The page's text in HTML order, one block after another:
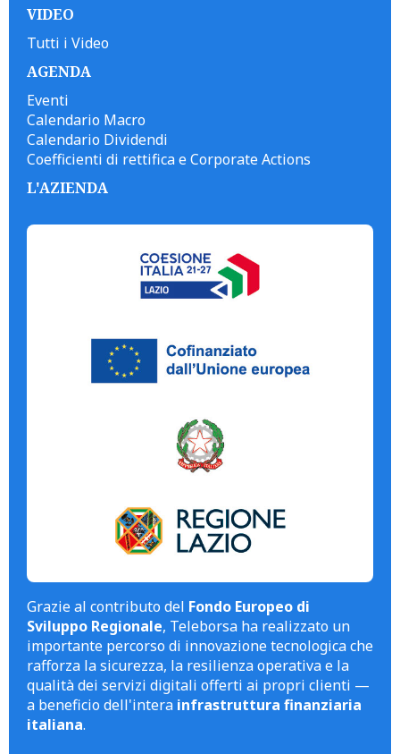
VIDEO
Tutti i Video
AGENDA
Eventi
Calendario Macro
Calendario Dividendi
Coefficienti di rettifica e Corporate Actions
L'AZIENDA
Grazie al contributo del Fondo Europeo di
Sviluppo Regionale, Teleborsa ha realizzato un
importante percorso di innovazione tecnologica che
rafforza la sicurezza, la resilienza operativa e la
qualità dei servizi digitali offerti ai propri clienti —
a beneficio dell'intera infrastruttura finanziaria
italiana.